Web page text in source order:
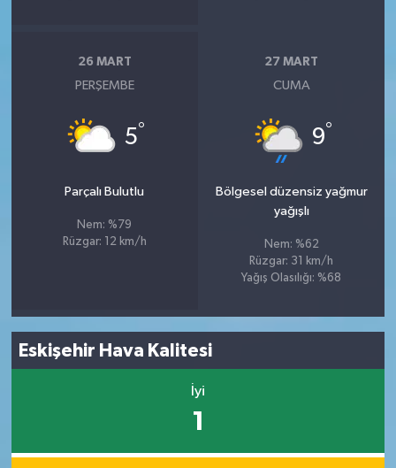
26 MART
PERŞEMBE
5°
Parçalı Bulutlu
Nem: %79
Rüzgar: 12 km/h
27 MART
CUMA
9°
Bölgesel düzensiz yağmur
yağışlı
Nem: %62
Rüzgar: 31 km/h
Yağış Olasılığı: %68
Eskişehir Hava Kalitesi
İyi
1